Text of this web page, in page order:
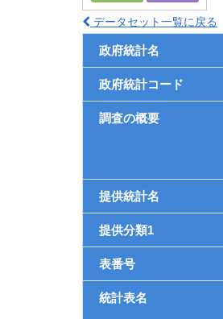
データセット一覧に戻る
政府統計名
政府統計コード
調査の概要
提供統計名
提供分類1
表番号
統計表名